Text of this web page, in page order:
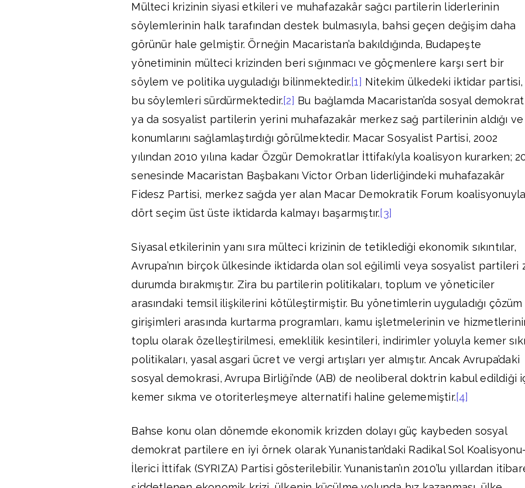
Mülteci krizinin siyasi etkileri ve muhafazakâr sağcı partilerin liderlerinin
söylemlerinin halk tarafından destek bulmasıyla, bahsi geçen değişim daha
görünür hale gelmiştir. Örneğin Macaristan’a bakıldığında, Budapeşte
yönetiminin mülteci krizinden beri sığınmacı ve göçmenlere karşı sert bir
söylem ve politika uyguladığı bilinmektedir.[1] Nitekim ülkedeki iktidar partisi,
bu söylemleri sürdürmektedir.[2] Bu bağlamda Macaristan’da sosyal demokrat
ya da sosyalist partilerin yerini muhafazakâr merkez sağ partilerinin aldığı ve
konumlarını sağlamlaştırdığı görülmektedir. Macar Sosyalist Partisi, 2002
yılından 2010 yılına kadar Özgür Demokratlar İttifakı’yla koalisyon kurarken;
senesinde Macaristan Başbakanı Victor Orban liderliğindeki muhafazakâr
Fidesz Partisi, merkez sağda yer alan Macar Demokratik Forum koalisyonuyla
dört seçim üst üste iktidarda kalmayı başarmıştır.[3]
Siyasal etkilerinin yanı sıra mülteci krizinin de tetiklediği ekonomik sıkıntılar,
Avrupa’nın birçok ülkesinde iktidarda olan sol eğilimli veya sosyalist partileri
durumda bırakmıştır. Zira bu partilerin politikaları, toplum ve yöneticiler
arasındaki temsil ilişkilerini kötüleştirmiştir. Bu yönetimlerin uyguladığı çözüm
girişimleri arasında kurtarma programları, kamu işletmelerinin ve
toplu olarak özelleştirilmesi, emeklilik kesintileri, indirimler yoluyla kemer
politikaları, yasal asgari ücret ve vergi artışları yer almıştır. Ancak Avrupa’daki
sosyal demokrasi, Avrupa Birliği’nde (AB) de neoliberal doktrin kabul edildiği
kemer sıkma ve otoriterleşmeye alternatifi haline gelememiştir.[4]
Bahse konu olan dönemde ekonomik krizden dolayı güç kaybeden sosyal
demokrat partilere en iyi örnek olarak Yunanistan’daki Radikal Sol Koalisyonu-
İlerici İttifak (SYRIZA) Partisi gösterilebilir. Yunanistan’ın 2010’lu yıllardan